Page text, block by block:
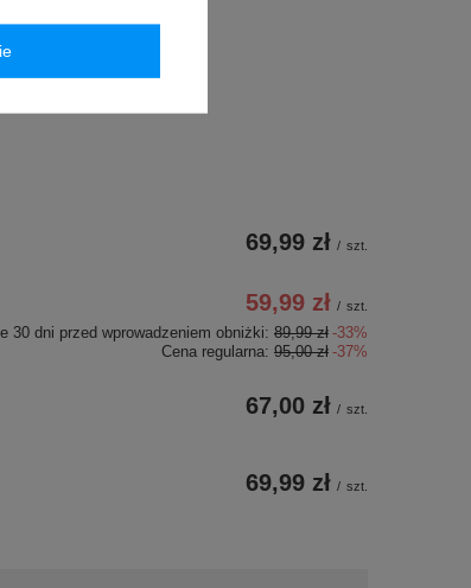
69,99 zł / szt.
59,99 zł / szt.
30 dni przed wprowadzeniem obniżki: 89,99 zł -33%
Cena regularna: 95,00 zł -37%
67,00 zł / szt.
69,99 zł / szt.